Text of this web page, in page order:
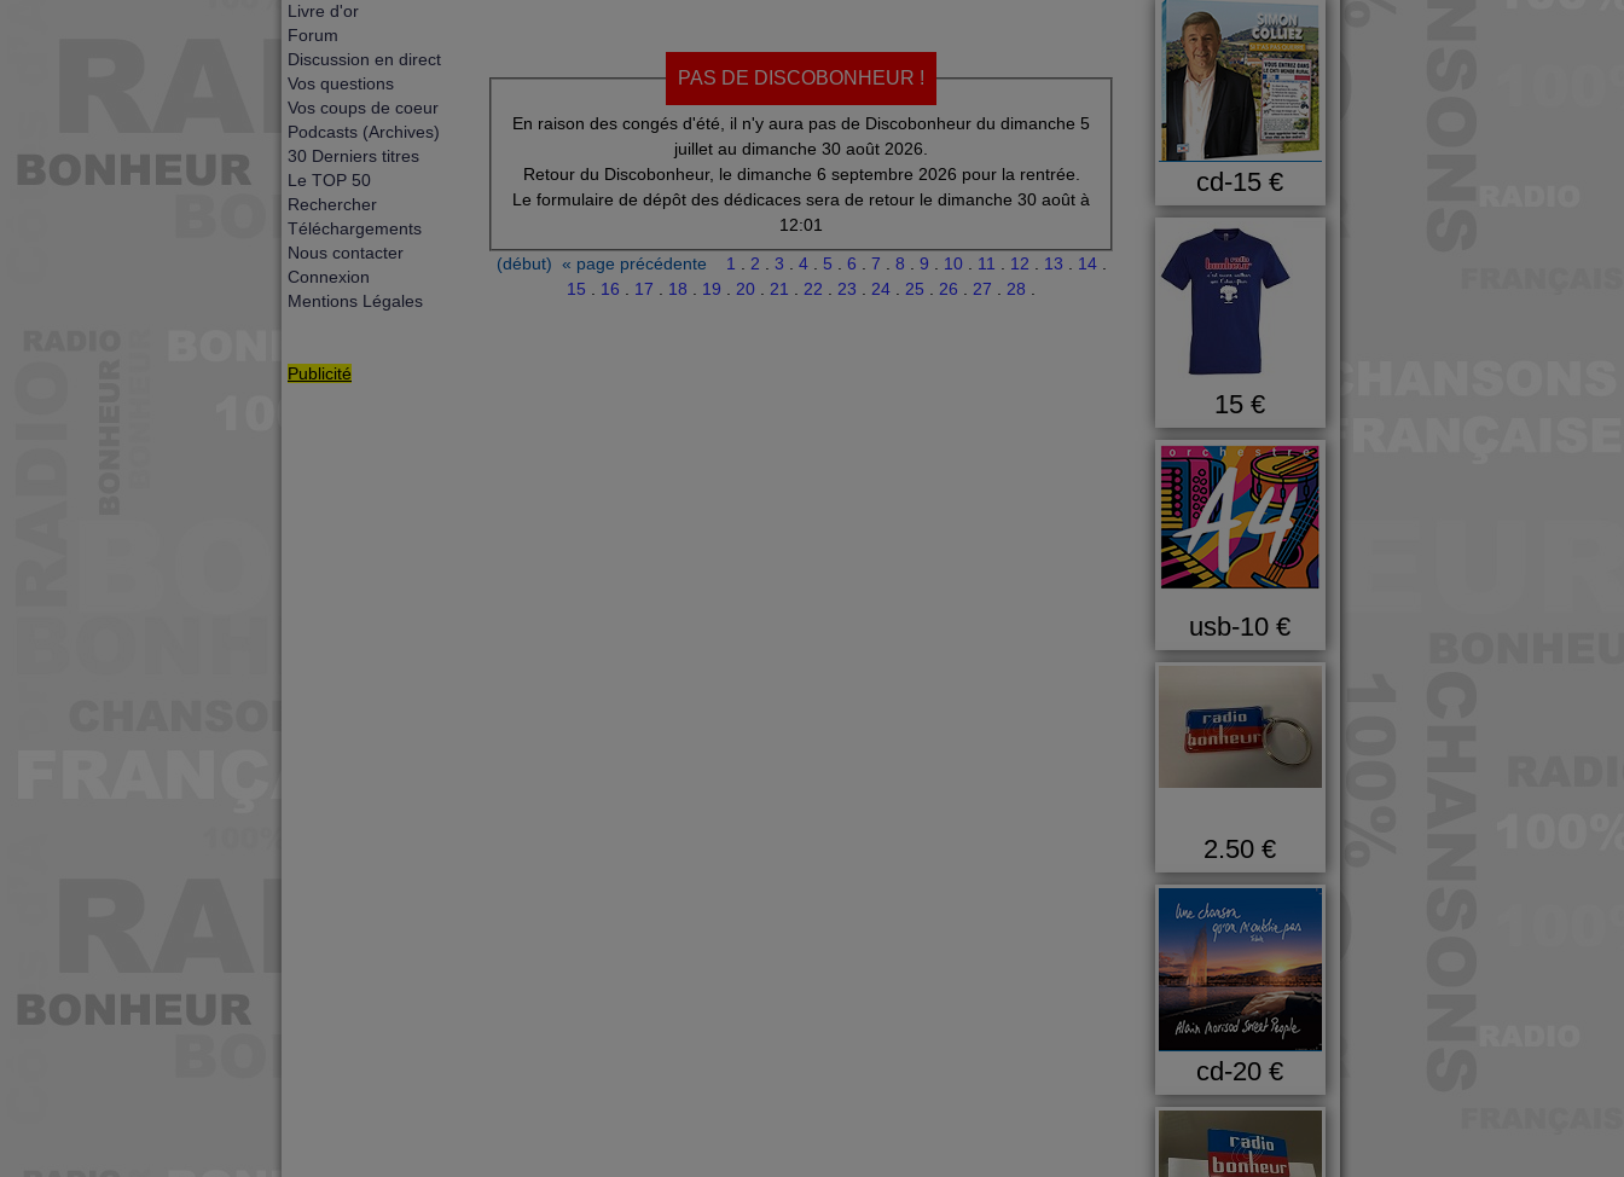
Livre d'or
Forum
Discussion en direct
Vos questions
Vos coups de coeur
Podcasts (Archives)
30 Derniers titres
Le TOP 50
Rechercher
Téléchargements
Nous contacter
Connexion
Mentions Légales
Publicité
PAS DE DISCOBONHEUR !
En raison des congés d'été, il n'y aura pas de Discobonheur du dimanche 5
juillet au dimanche 30 août 2026.
Retour du Discobonheur, le dimanche 6 septembre 2026 pour la rentrée.
Le formulaire de dépôt des dédicaces sera de retour le dimanche 30 août à
12:01
(début) « page précédente 1 2 3 4. 5 6 7 8 9 10 11 12 13 14.
15
16 17 18 19 20 21 22 23 24 25 26 27 28
cd-15 €
15 €
usb-10 €
2.50 €
cd-20 €